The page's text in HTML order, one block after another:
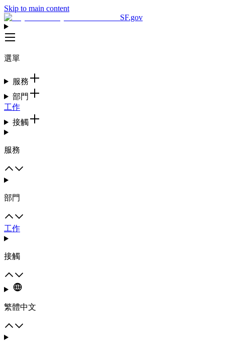
Skip to main content
SF.gov
選單
服務
部門
工作
接觸
服務
部門
工作
接觸
繁體中文